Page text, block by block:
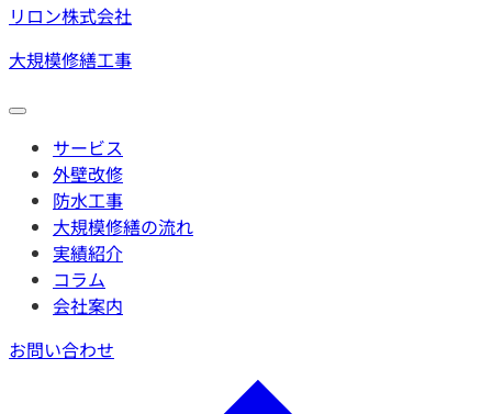
リロン株式会社
大規模修繕工事
サービス
外壁改修
防水工事
大規模修繕の流れ
実績紹介
コラム
会社案内
お問い合わせ